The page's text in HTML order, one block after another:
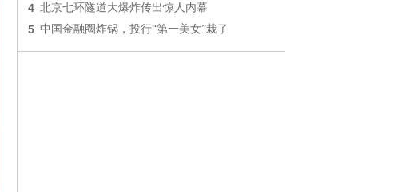
4 北京七环隧道大爆炸传出惊人内幕
5 中国金融圈炸锅，投行“第一美女”栽了